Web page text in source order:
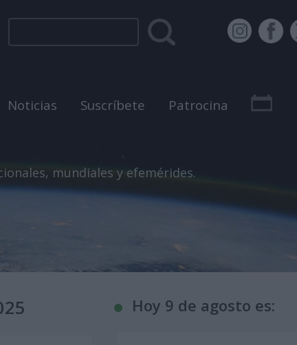
Noticias Suscríbete Patrocina
mundiales y efemérides.
Hoy 9 de agosto es: